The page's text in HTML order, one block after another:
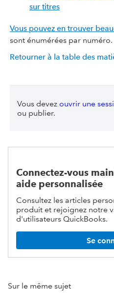
sur titres
Vous pouvez en trouver
sont énumérées par numéro.
Retourner à la table des
Vous devez ouvrir une
ou publier.
Connectez-vous
aide personnalisée
Consultez les articles
produit et rejoignez notre
d'utilisateurs QuickBooks.
Se
Sur le même sujet